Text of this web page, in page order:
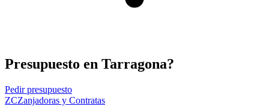
Presupuesto en Tarragona?
Pedir presupuesto
ZCZanjadoras y Contratas